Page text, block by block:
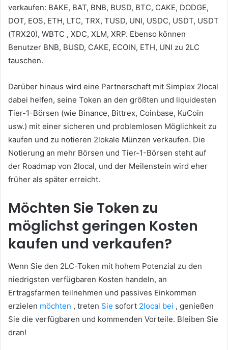
verkaufen: BAKE, BAT, BNB, BUSD, BTC, CAKE, DODGE,
DOT, EOS, ETH, LTC, TRX, TUSD, UNI, USDC, USDT, USDT
(TRX20), WBTC , XDC, XLM, XRP. Ebenso können
Benutzer BNB, BUSD, CAKE, ECOIN, ETH, UNI zu 2LC
tauschen.
Darüber hinaus wird eine Partnerschaft mit Simplex 2local
dabei helfen, seine Token an den größten und liquidesten
Tier-1-Börsen (wie Binance, Bittrex, Coinbase, KuCoin
usw.) mit einer sicheren und problemlosen Möglichkeit zu
kaufen und zu notieren 2lokale Münzen verkaufen. Die
Notierung an mehr Börsen und Tier-1-Börsen steht auf
der Roadmap von 2local, und der Meilenstein wird eher
früher als später erreicht.
Möchten Sie Token zu
möglichst geringen Kosten
kaufen und verkaufen?
Wenn Sie den 2LC-Token mit hohem Potenzial zu den
niedrigsten verfügbaren Kosten handeln, an
Ertragsfarmen teilnehmen und passives Einkommen
erzielen möchten , treten Sie sofort 2local bei , genießen
Sie die verfügbaren und kommenden Vorteile. Bleiben Sie
dran!